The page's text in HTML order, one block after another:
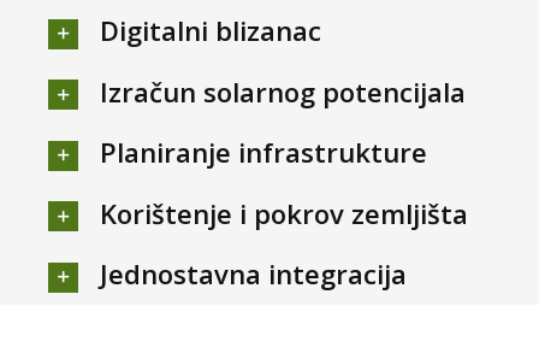
Digitalni blizanac
Izračun solarnog potencijala
Planiranje infrastrukture
Korištenje i pokrov zemljišta
Jednostavna integracija